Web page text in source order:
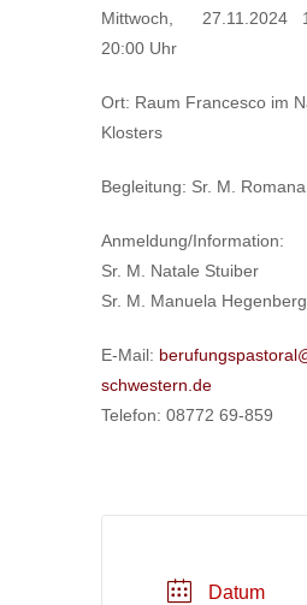
Mittwoch, 27.11.2024
20:00 Uhr
Ort: Raum Francesco im
Klosters
Begleitung: Sr. M.
Anmeldung/Information:
Sr. M. Natale Stuiber
Sr. M. Manuela
E-Mail:
schwestern.de
Telefon: 08772 69-859
Datum